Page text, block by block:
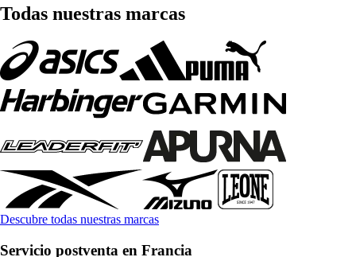
Todas nuestras marcas
Descubre todas nuestras marcas
Servicio postventa en Francia